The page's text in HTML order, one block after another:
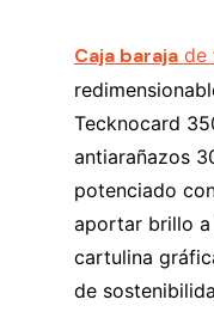
Caja baraja de
Tecknocard
antiarañazos
potenciado
aportar brillo a
cartulina
de